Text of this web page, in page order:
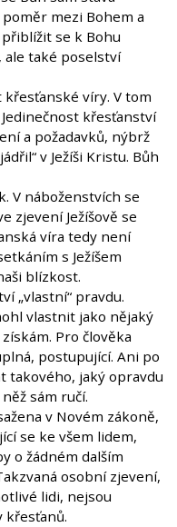
mezi Bohem a
se k Bohu
ale také poselství
víry. V tom
křesťanství
a požadavků, nýbrž
v Ježíši Kristu. Bůh
V náboženstvích se
zjevení Ježíšově se
víra tedy není
s Ježíšem
blízkost.
„vlastní“ pravdu.
vlastnit jako nějaký
Pro člověka
postupující. Ani po
takového, jaký opravdu
sám ručí.
v Novém zákoně,
se ke všem lidem,
o žádném dalším
osobní zjevení,
lidi, nejsou
křesťanů.